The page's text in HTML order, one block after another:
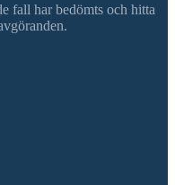
fall har bedömts och hitta